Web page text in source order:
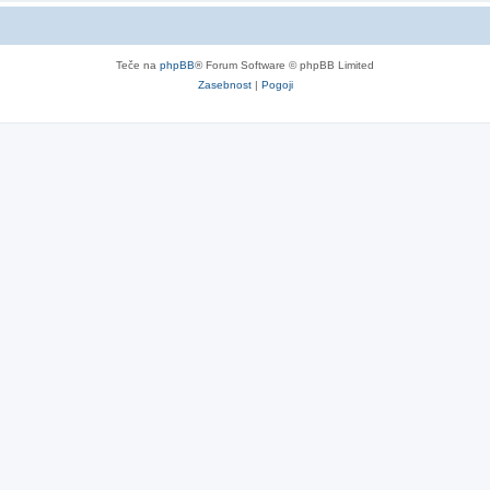
Teče na phpBB® Forum Software © phpBB Limited
Zasebnost| Pogoji